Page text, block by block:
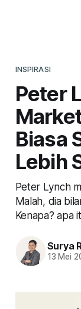
INSPIRASI
Peter
Biasa
Lebih
Peter Lynch
Malah, dia
Kenapa? apa
Surya
13 Mei